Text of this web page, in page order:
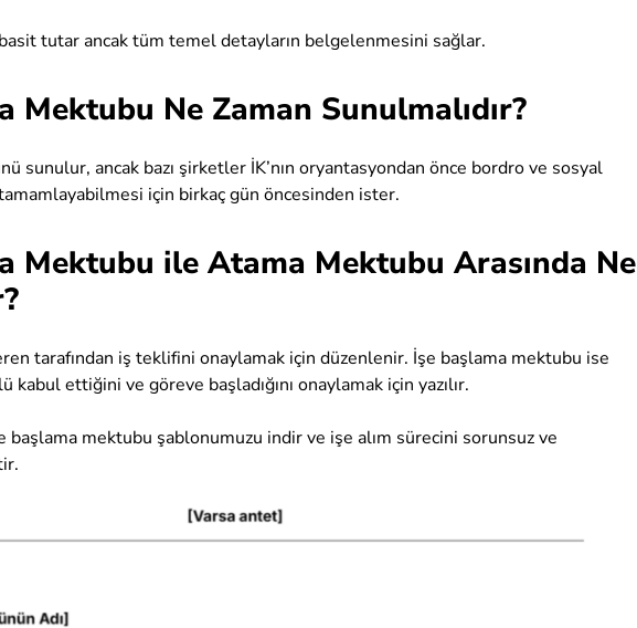
tutar ancak tüm temel detayların belgelenmesini sağlar.
Mektubu Ne Zaman Sunulmalıdır?
sunulur, ancak bazı şirketler İK’nın oryantasyondan önce bordro ve sosyal
için birkaç gün öncesinden ister.
Mektubu ile Atama Mektubu Arasında Ne
tarafından iş teklifini onaylamak için düzenlenir. İşe başlama mektubu ise
kabul ettiğini ve göreve başladığını onaylamak için yazılır.
başlama mektubu şablonumuzu indir ve işe alım sürecini sorunsuz ve